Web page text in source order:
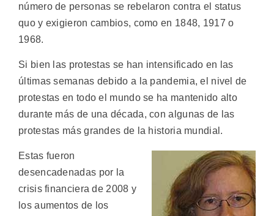
número de personas se rebelaron contra el status
quo y exigieron cambios, como en 1848, 1917 o
1968.
Si bien las protestas se han intensificado en las
últimas semanas debido a la pandemia, el nivel de
protestas en todo el mundo se ha mantenido alto
durante más de una década, con algunas de las
protestas más grandes de la historia mundial.
Estas fueron
desencadenadas por la
crisis financiera de 2008 y
los aumentos de los